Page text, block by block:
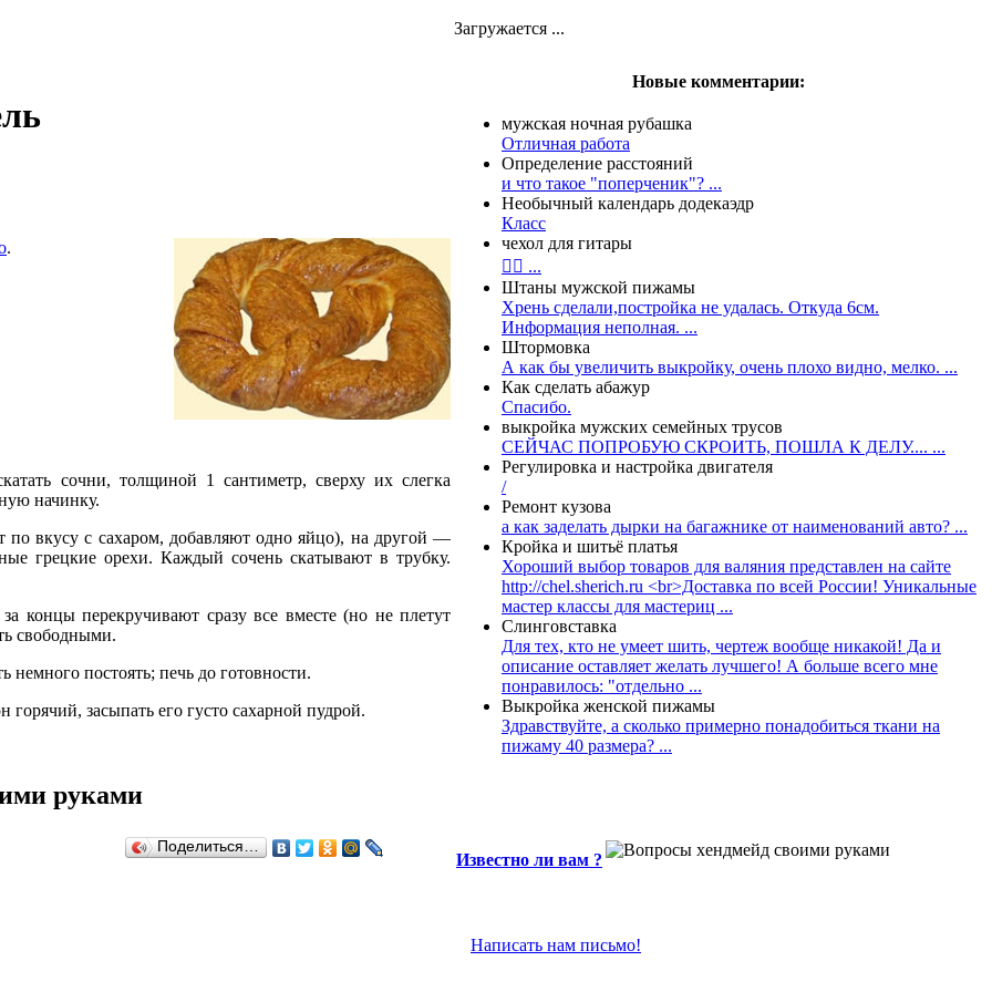
Загружается ...
.
сочни, толщиной 1 сантиметр, сверху их слегка
начинку.
по вкусу с сахаром, добавляют одно яйцо), на другой —
грецкие орехи. Каждый сочень скатывают в трубку.
концы перекручивают сразу все вместе (но не плетут
свободными.
постоять; печь до готовности.
горячий, засыпать его густо сахарной пудрой.
руками
Поделиться…
Новые комментарии:
мужская ночная рубашка
Отличная работа
Определение расстояний
и что такое "поперченик"? ...
Необычный календарь додекаэдр
Класс
чехол для гитары
👍🏻 ...
Штаны мужской пижамы
Хрень сделали,постройка не удалась. Откуда 6см.
Информация неполная. ...
Штормовка
А как бы увеличить выкройку, очень плохо видно, мелко. ...
Как сделать абажур
Спасибо.
выкройка мужских семейных трусов
СЕЙЧАС ПОПРОБУЮ СКРОИТЬ, ПОШЛА К ДЕЛУ.... ...
Регулировка и настройка двигателя
/
Ремонт кузова
а как заделать дырки на багажнике от наименований авто? ...
Кройка и шитьё платья
Хороший выбор товаров для валяния представлен на сайте
http://chel.sherich.ru <br>Доставка по всей России! Уникальные
мастер классы для мастериц ...
Слинговставка
Для тех, кто не умеет шить, чертеж вообще никакой! Да и
описание оставляет желать лучшего! А больше всего мне
понравилось: "отдельно ...
Выкройка женской пижамы
Здравствуйте, а сколько примерно понадобиться ткани на
пижаму 40 размера? ...
Известно ли вам ?
Написать нам письмо!